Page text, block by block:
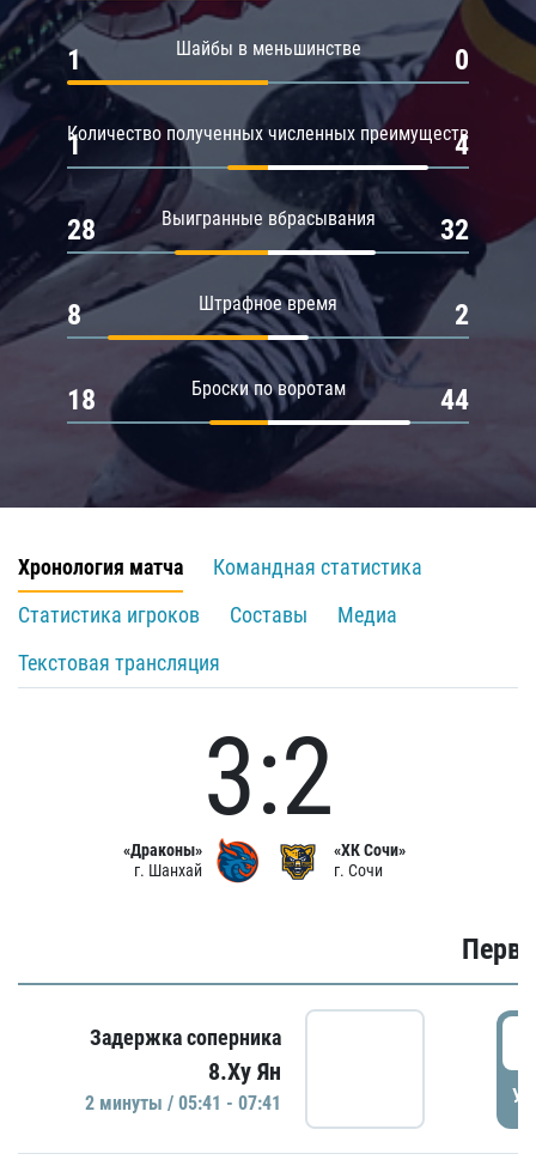
Шайбы в меньшинстве
1 0
Количество полученных численных преимуществ
1 4
Выигранные вбрасывания
28 32
Штрафное время
8 2
Броски по воротам
18 44
Хронология матча
Командная статистика
Статистика игроков
Составы
Медиа
Текстовая трансляция
«Драконы»
г. Шанхай
3:2
«ХК Сочи»
г. Сочи
Задержка соперника
8.Ху Ян
2 минуты / 05:41 - 07:41